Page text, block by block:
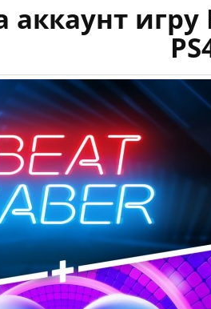
аккаунт